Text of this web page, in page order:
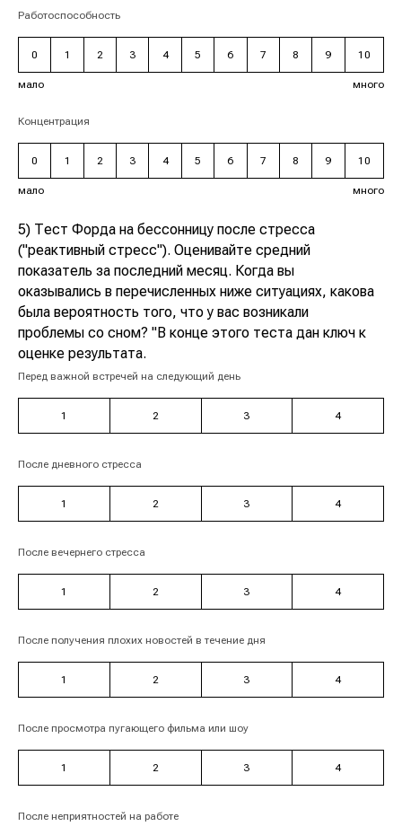
Работоспособность
0 1 2 3 4 5 6 7 8 9 10
мало много
Концентрация
0 1 2 3 4 5 6 7 8 9 10
мало много
5) Тест Форда на бессонницу после стресса
("реактивный стресс"). Оценивайте средний
показатель за последний месяц. Когда вы
оказывались в перечисленных ниже ситуациях, какова
была вероятность того, что у вас возникали
проблемы со сном? "В конце этого теста дан ключ к
оценке результата.
Перед важной встречей на следующий день
1 2 3 4
После дневного стресса
1 2 3 4
После вечернего стресса
1 2 3 4
После получения плохих новостей в течение дня
1 2 3 4
После просмотра пугающего фильма или шоу
1 2 3 4
После неприятностей на работе